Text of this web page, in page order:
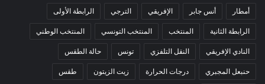
أمطار أنس جابر الإفريقي الترجي الرابطة الأولى
الرابطة الثانية المنتخب المنتخب التونسي المنتخب الوطني
النادي الإفريقي النقل التلفزي تونس حالة الطقس
حنبعل المجبري درجات الحرارة زيت الزيتون طقس